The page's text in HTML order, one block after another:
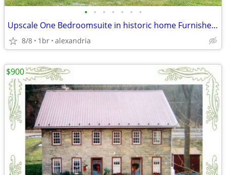
• • • • • • •
Upscale One Bedroomsuite in historic home Furnished and with utilities
8/8 1br alexandria
$900